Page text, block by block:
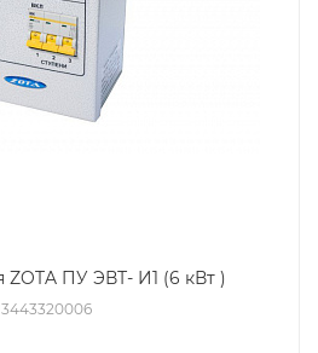
ПУ ЭВТ- И1 (6 кВт )